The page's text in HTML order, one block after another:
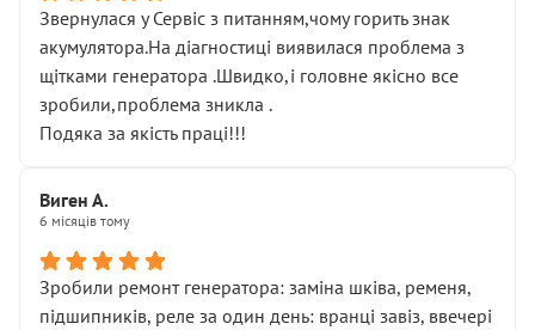
Звернулася у Сервіс з питанням,чому горить знак
акумулятора.На діагностиці виявилася проблема з
щітками генератора .Швидко,і головне якісно все
зробили,проблема зникла .
Подяка за якість праці!!!
Виген А.
6 місяців тому
Зробили ремонт генератора: заміна шківа, ременя,
підшипників, реле за один день: вранці завіз, ввечері